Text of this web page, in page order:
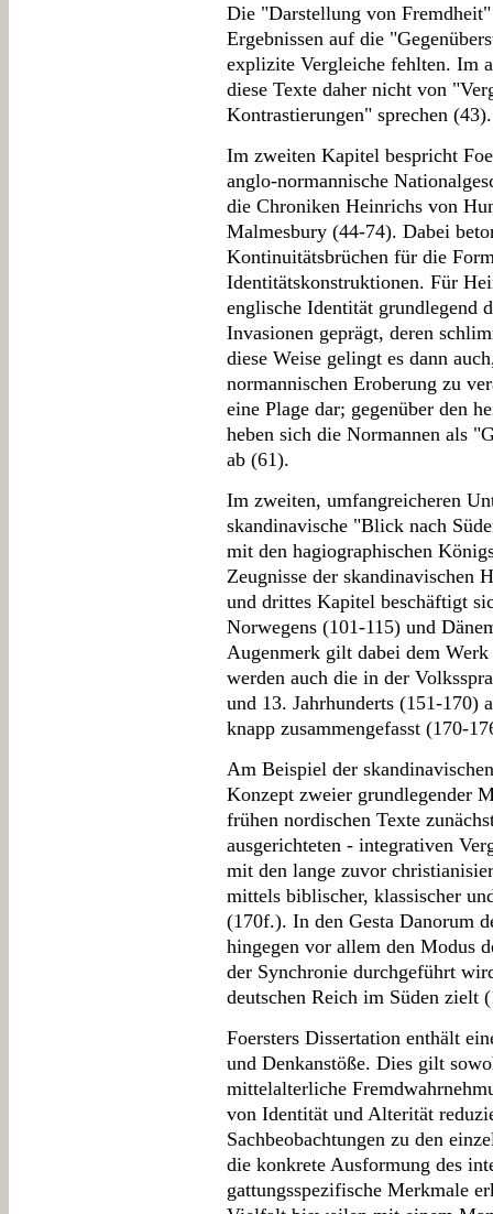
Die "Darstellung von
Ergebnissen auf die
explizite Vergleiche fehlten. Im
diese Texte daher nicht von
Kontrastierungen" sprechen (43).
Im zweiten Kapitel bespricht
anglo-normannische
die Chroniken Heinrichs von
Malmesbury (44-74). Dabei
Kontinuitätsbrüchen für die
Identitätskonstruktionen. Für
englische Identität grundlegend
Invasionen geprägt, deren
diese Weise gelingt es dann
normannischen Eroberung zu
eine Plage dar; gegenüber den
heben sich die Normannen als
ab (61).
Im zweiten, umfangreicheren
skandinavische "Blick nach
mit den hagiographischen
Zeugnisse der skandinavischen
und drittes Kapitel beschäftigt
Norwegens (101-115) und
Augenmerk gilt dabei dem
werden auch die in der
und 13. Jahrhunderts (151-170)
knapp zusammengefasst (170-
Am Beispiel der
Konzept zweier grundlegender
frühen nordischen Texte
ausgerichteten - integrativen
mit den lange zuvor
mittels biblischer, klassischer
(170f.). In den Gesta Danorum
hingegen vor allem den Modus
der Synchronie durchgeführt
deutschen Reich im Süden zielt
Foersters Dissertation enthält
und Denkanstöße. Dies gilt
mittelalterliche
von Identität und Alterität
Sachbeobachtungen zu den
die konkrete Ausformung des
gattungsspezifische Merkmale